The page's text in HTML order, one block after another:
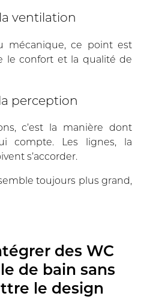
ventilation
mécanique, ce point est
le confort et la qualité de
perception
c’est la manière dont
compte. Les lignes, la
s’accorder.
toujours plus grand,
des WC
de bain sans
le design